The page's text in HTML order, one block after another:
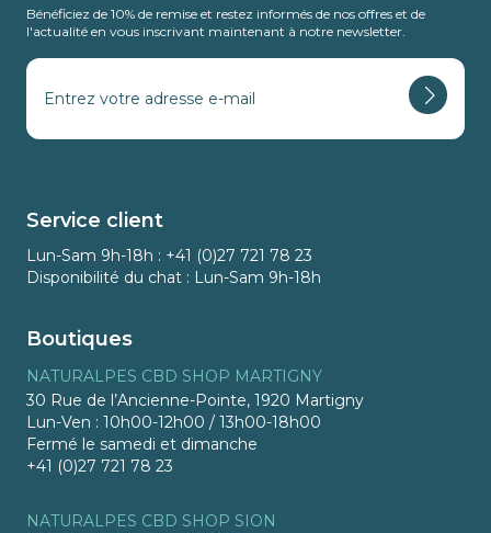
Bénéficiez de 10% de remise et restez informés de nos offres et de
l'actualité en vous inscrivant maintenant à notre newsletter.
Service client
Lun-Sam 9h-18h : +41 (0)27 721 78 23
Disponibilité du chat : Lun-Sam 9h-18h
Boutiques
NATURALPES CBD SHOP MARTIGNY
30 Rue de l’Ancienne-Pointe, 1920 Martigny
Lun-Ven : 10h00-12h00 / 13h00-18h00
Fermé le samedi et dimanche
+41 (0)27 721 78 23
NATURALPES CBD SHOP SION